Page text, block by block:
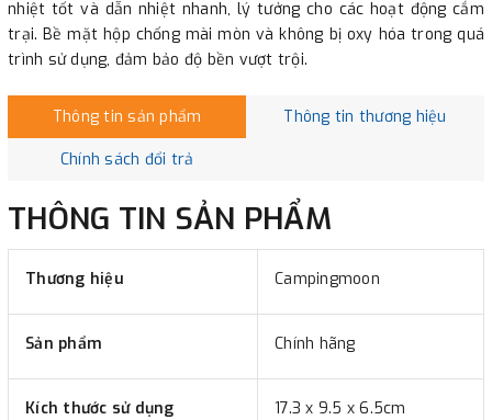
nhiệt tốt và dẫn nhiệt nhanh, lý tưởng cho các hoạt động cắm
trại. Bề mặt hộp chống mài mòn và không bị oxy hóa trong quá
trình sử dụng, đảm bảo độ bền vượt trội.
Thông tin sản phẩm Thông tin thương hiệu
Chính sách đổi trả
THÔNG TIN SẢN PHẨM
Thương hiệu Campingmoon
Sản phẩm Chính hãng
Kích thước sử dụng 17.3 x 9.5 x 6.5cm